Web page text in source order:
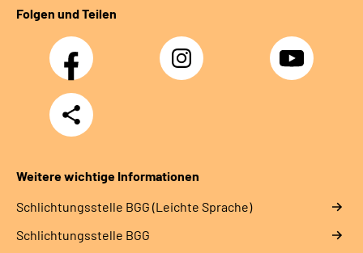
Folgen und Teilen
Facebook Instagram YouTube
Teilen
Weitere wichtige Informationen
Schlich­tungs­stel­le BGG (Leichte Sprache)
Schlich­tungs­stel­le BGG